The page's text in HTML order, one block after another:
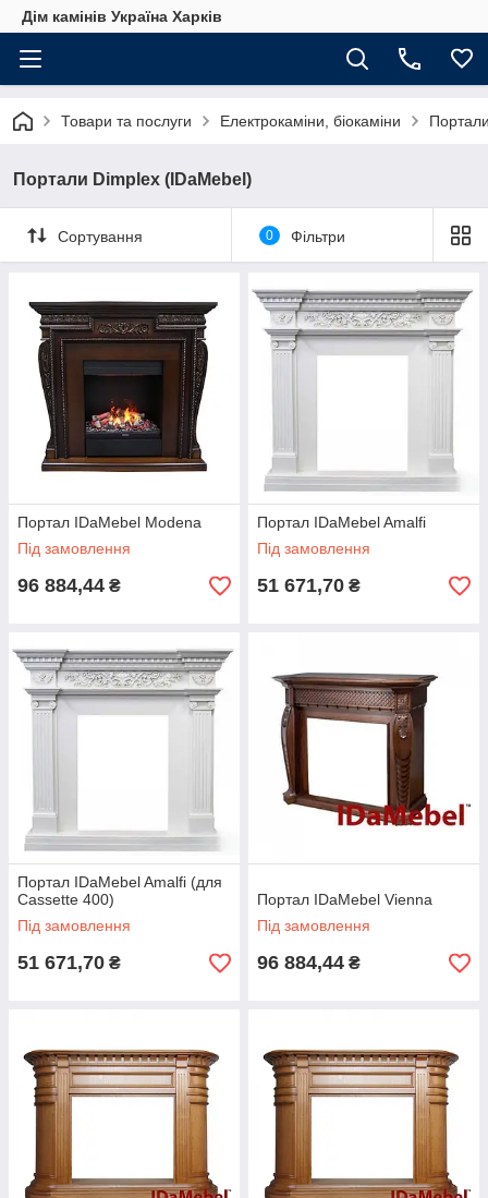
Дім камінів Україна Харків
Товари та послуги Електрокаміни, біокаміни
Портали Dimplex (IDaMebel)
Сортування 0 Фільтри
Портал IDaMebel Modena
Під замовлення
96 884,44 ₴
Портал IDaMebel Amalfi
Під замовлення
51 671,70 ₴
Портал IDaMebel Amalfi (для
Cassette 400)
Під замовлення
51 671,70 ₴
Портал IDaMebel Vienna
Під замовлення
96 884,44 ₴